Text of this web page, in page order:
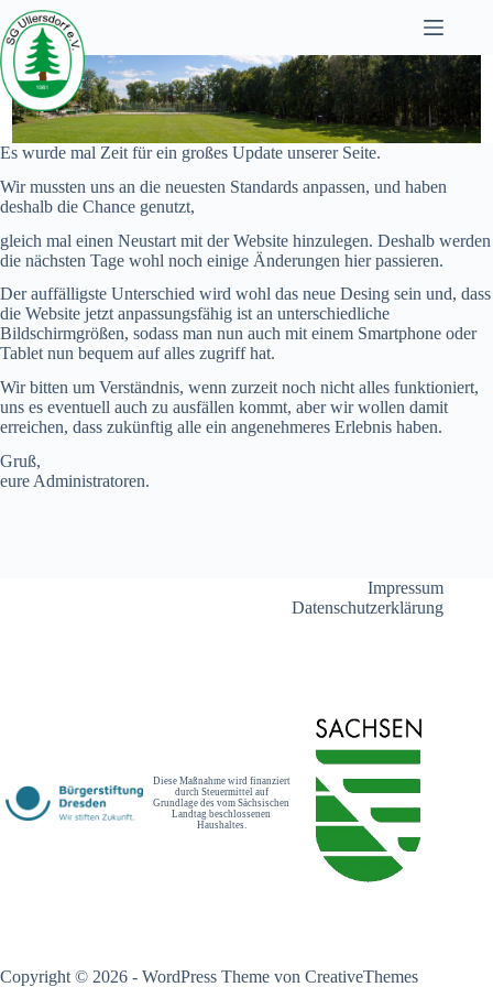
Zum
Inhalt
springen
Es wurde mal Zeit für ein großes Update unserer Seite.
Wir mussten uns an die neuesten Standards anpassen, und haben
deshalb die Chance genutzt,
gleich mal einen Neustart mit der Website hinzulegen. Deshalb werden
die nächsten Tage wohl noch einige Änderungen hier passieren.
Der auffälligste Unterschied wird wohl das neue Desing sein und, dass
die Website jetzt anpassungsfähig ist an unterschiedliche
Bildschirmgrößen, sodass man nun auch mit einem Smartphone oder
Tablet nun bequem auf alles zugriff hat.
Wir bitten um Verständnis, wenn zurzeit noch nicht alles funktioniert,
uns es eventuell auch zu ausfällen kommt, aber wir wollen damit
erreichen, dass zukünftig alle ein angenehmeres Erlebnis haben.
Gruß,
eure Administratoren.
Impressum
Datenschutzerklärung
Diese Maßnahme wird finanziert
durch Steuermittel auf
Grundlage des vom Sächsischen
Landtag beschlossenen
Haushaltes.
Copyright © 2026 - WordPress Theme von CreativeThemes